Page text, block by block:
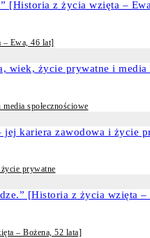
– Ewa, 46 lat]
społecznościowe
prywatne
– Bożena, 52 lata]